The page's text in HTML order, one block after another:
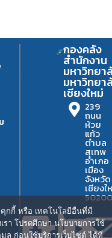
กองคลัง
สำนักงาน
มหาวิทยา
มหาวิทยา
เชียงใหม่
239
ถนน
ห้วย
แก้ว
ตำบล
สุเทพ
อำเภอ
เมือง
จังหวัด
เชียงใ
50200
คุกกี้ หรือ เทคโนโลยีอื่นที่มี
า โปรดศึกษา นโยบายการใช้
ล ก่อนใช้บริการเว็บไซต์ ได้ที่